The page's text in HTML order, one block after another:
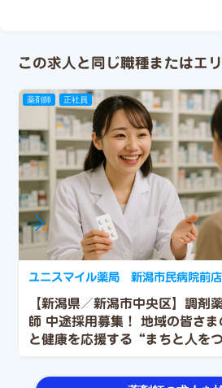
この求人と同じ職種またはエ
薬剤師 正社員
【新潟県／新潟市中央区】調剤
師 中途採用募集！
地域の皆さま
と健康を応援する“まちと人を
ユニスマイル薬局 新潟市民病院前店